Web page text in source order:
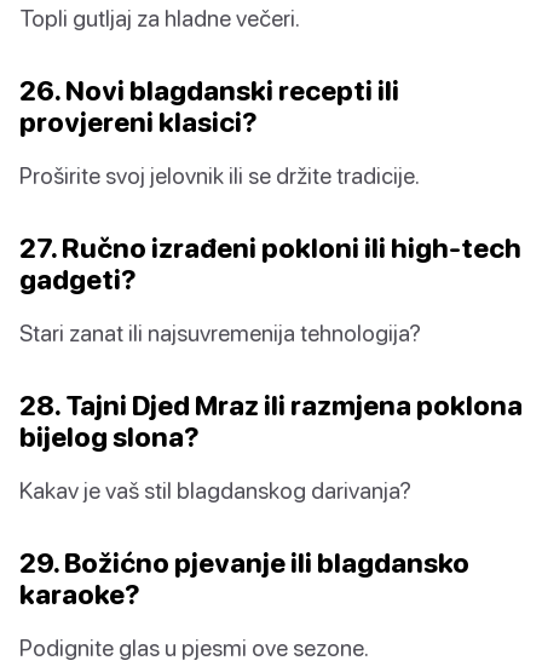
Topli gutljaj za hladne večeri.
26. Novi blagdanski recepti ili
provjereni klasici?
Proširite svoj jelovnik ili se držite tradicije.
27. Ručno izrađeni pokloni ili high-tech
gadgeti?
Stari zanat ili najsuvremenija tehnologija?
28. Tajni Djed Mraz ili razmjena poklona
bijelog slona?
Kakav je vaš stil blagdanskog darivanja?
29. Božićno pjevanje ili blagdansko
karaoke?
Podignite glas u pjesmi ove sezone.